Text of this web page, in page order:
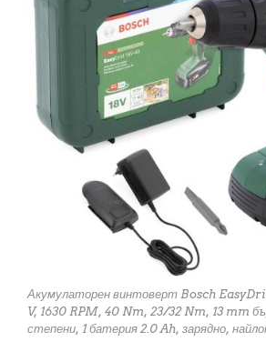
Акумулаторен винтоверт Bosch
V, 1630 RPM, 40 Nm, 23/32 Nm, 13 mm
степени, 1 батерия 2.0 Ah, зарядно,